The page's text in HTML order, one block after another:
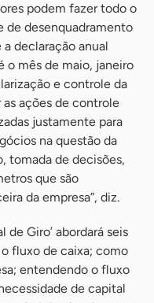
podem fazer todo o
de desenquadramento
declaração anual
o mês de maio, janeiro
e controle da
ações de controle
justamente para
na questão da
tomada de decisões,
que são
da empresa”, diz.
de Giro’ abordará seis
fluxo de caixa; como
entendendo o fluxo
de capital